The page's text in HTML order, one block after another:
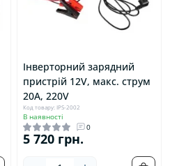
Інверторний зарядний
пристрій 12V, макс. струм
20A, 220V
Код товару: IPS-2002
В наявності
0
5 720 грн.